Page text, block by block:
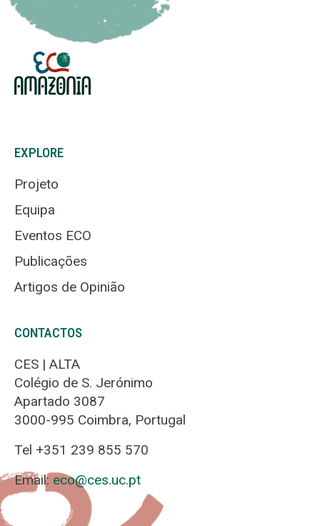
EXPLORE
Projeto
Equipa
Eventos ECO
Publicações
Artigos de Opinião
CONTACTOS
CES | ALTA
Colégio de S. Jerónimo
Apartado 3087
3000-995 Coimbra, Portugal
Tel +351 239 855 570
Email: eco@ces.uc.pt